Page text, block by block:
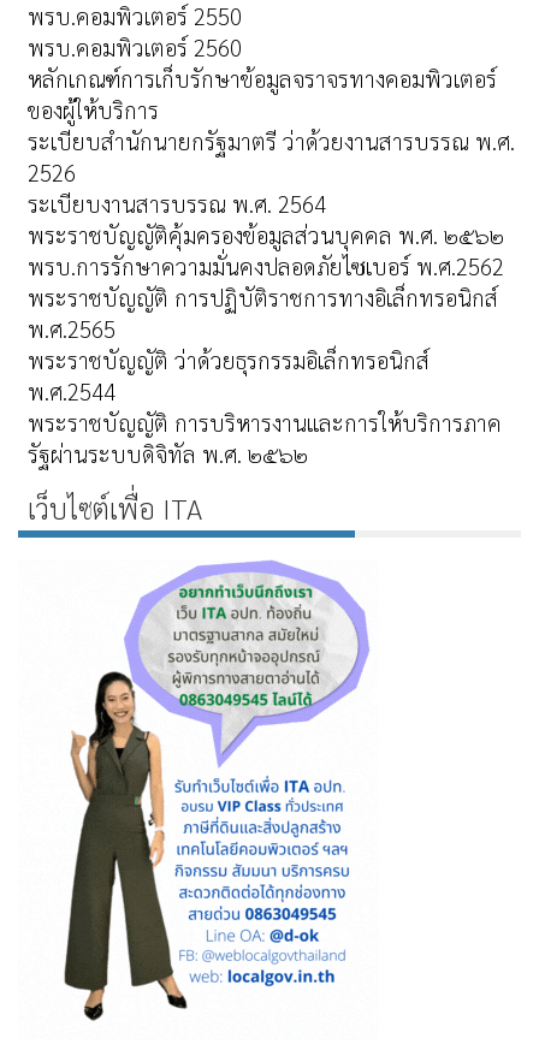
พรบ.คอมพิวเตอร์ 2550
พรบ.คอมพิวเตอร์ 2560
หลักเกณฑ์การเก็บรักษาข้อมูลจราจรทางคอมพิวเตอร์
ของผู้ให้บริการ
ระเบียบสำนักนายกรัฐมาตรี ว่าด้วยงานสารบรรณ พ.ศ.
2526
ระเบียบงานสารบรรณ พ.ศ. 2564
พระราชบัญญัติคุ้มครองข้อมูลส่วนบุคคล พ.ศ. ๒๕๖๒
พรบ.การรักษาความมั่นคงปลอดภัยไซเบอร์ พ.ศ.2562
พระราชบัญญัติ การปฏิบัติราชการทางอิเล็กทรอนิกส์
พ.ศ.2565
พระราชบัญญัติ ว่าด้วยธุรกรรมอิเล็กทรอนิกส์
พ.ศ.2544
พระราชบัญญัติ การบริหารงานและการให้บริการภาค
รัฐผ่านระบบดิจิทัล พ.ศ. ๒๕๖๒
เว็บไซต์เพื่อ ITA